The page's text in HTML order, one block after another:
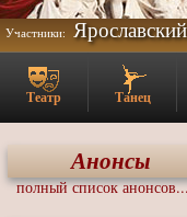
Участники:
Театр Танец
Анонсы
полный список